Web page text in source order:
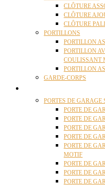
CLÔTURE
CLÔTURE
CLÔTURE
PORTILLONS
PORTILLON
PORTILLON
COULISSANT
PORTILLON
GARDE-CORPS
PORTES DE GARAGE
PORTE DE
PORTE DE
PORTE DE
PORTE DE
PORTE DE
MOTIF
PORTE DE
PORTE DE
PORTE DE